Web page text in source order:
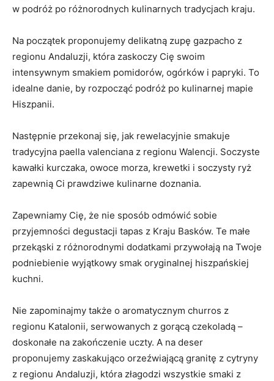
w podróż po różnorodnych kulinarnych tradycjach kraju.
Na początek proponujemy delikatną zupę gazpacho z
regionu Andaluzji, która zaskoczy Cię swoim
intensywnym smakiem pomidorów, ogórków i papryki. To
idealne danie, by rozpocząć podróż po kulinarnej mapie
Hiszpanii.
Następnie przekonaj się, jak rewelacyjnie smakuje
tradycyjna paella valenciana z regionu Walencji. Soczyste
kawałki kurczaka, owoce morza, krewetki i soczysty ryż
zapewnią Ci prawdziwe kulinarne doznania.
Zapewniamy Cię, że nie sposób odmówić sobie
przyjemności degustacji tapas z Kraju Basków. Te małe
przekąski z różnorodnymi dodatkami przywołają na Twoje
podniebienie wyjątkowy smak oryginalnej hiszpańskiej
kuchni.
Nie zapominajmy także o aromatycznym churros z
regionu Katalonii, serwowanych z gorącą czekoladą –
doskonałe na zakończenie uczty. A na deser
proponujemy zaskakująco orzeźwiającą granitę z cytryny
z regionu Andaluzji, która złagodzi wszystkie smaki z